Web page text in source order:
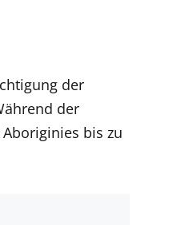
der
der
bis zu